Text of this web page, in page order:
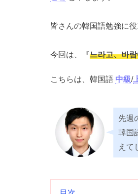
皆さんの韓国語勉強に
今回は、『느라고、바
こちらは、韓国語 中級/
先週
韓国
えて